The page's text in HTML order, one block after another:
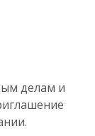
делам и